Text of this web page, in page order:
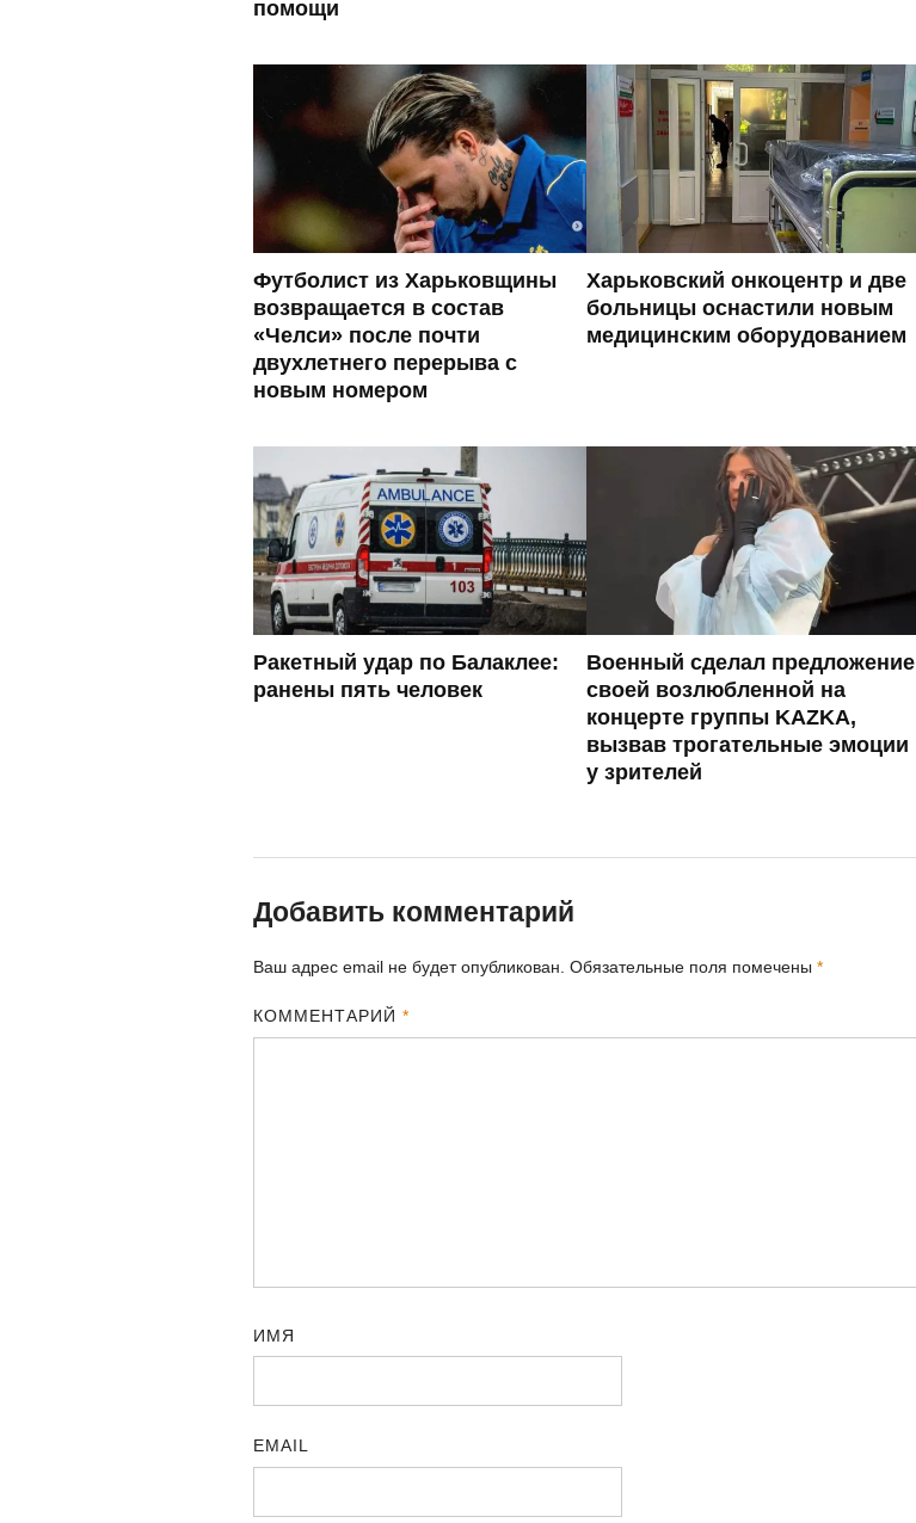
помощи
Футболист из Харьковщины
возвращается в состав
«Челси» после почти
двухлетнего перерыва с
новым номером
Харьковский онкоцентр и две
больницы оснастили новым
медицинским оборудованием
Ракетный удар по Балаклее:
ранены пять человек
Военный сделал предложение
своей возлюбленной на
концерте группы KAZKA,
вызвав трогательные эмоции
у зрителей
Добавить комментарий
Ваш адрес email не будет опубликован. Обязательные поля помечены *
КОММЕНТАРИЙ*
ИМЯ
EMAIL